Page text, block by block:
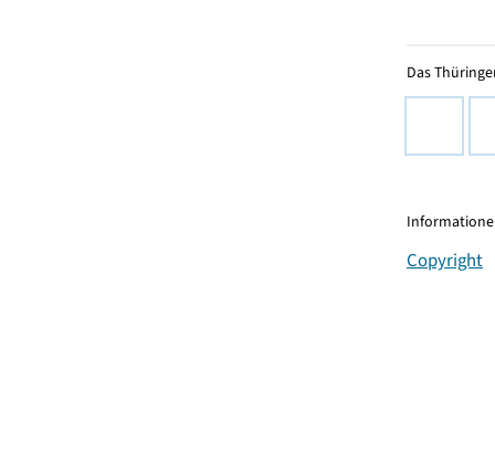
Das
Copyright